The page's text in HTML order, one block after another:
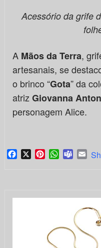
Acessório da grife
A Mãos da Terra,
artesanais, se
o brinco “Gota” da
atrizGiovanna
personagem Alice.
Facebook
X PinterestWhatsApp
Teams